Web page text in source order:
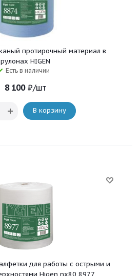
протирочный материал в
рулонах HIGEN
Есть в наличии
8 100₽/шт
В корзину
для работы с острыми и
Higen nx80 8977